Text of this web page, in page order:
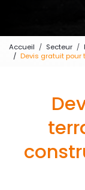
Accueil Secteur
Devis gratuit pour